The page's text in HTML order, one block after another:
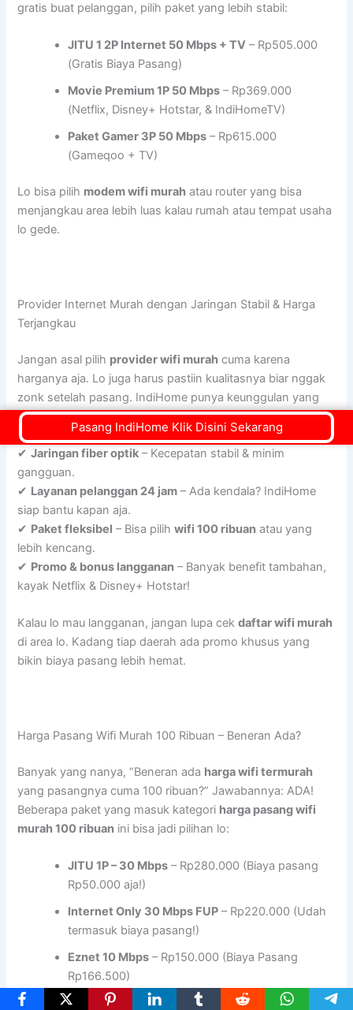
gratis buat pelanggan, pilih paket yang lebih stabil:
JITU 1 2P Internet 50 Mbps + TV – Rp505.000
(Gratis Biaya Pasang)
Movie Premium 1P 50 Mbps – Rp369.000
(Netflix, Disney+ Hotstar, & IndiHomeTV)
Paket Gamer 3P 50 Mbps – Rp615.000
(Gameqoo + TV)
Lo bisa pilih modem wifi murah atau router yang bisa
menjangkau area lebih luas kalau rumah atau tempat usaha
lo gede.
Provider Internet Murah dengan Jaringan Stabil & Harga
Terjangkau
Jangan asal pilih provider wifi murah cuma karena
harganya aja. Lo juga harus pastiin kualitasnya biar nggak
zonk setelah pasang. IndiHome punya keunggulan yang
bikin lo nggak perlu khawatir:
✔Jaringan fiber optik – Kecepatan stabil & minim
gangguan.
✔ Layanan pelanggan 24 jam – Ada kendala? IndiHome
siap bantu kapan aja.
✔ Paket fleksibel – Bisa pilihwifi 100 ribuan atau yang
lebih kencang.
✔ Promo & bonus langganan – Banyak benefit tambahan,
kayak Netflix & Disney+ Hotstar!
Kalau lo mau langganan, jangan lupa cekdaftar wifi murah
di area lo. Kadang tiap daerah ada promo khusus yang
bikin biaya pasang lebih hemat.
Harga Pasang Wifi Murah 100 Ribuan – Beneran Ada?
Banyak yang nanya, “Beneran ada harga wifi termurah
yang pasangnya cuma 100 ribuan?” Jawabannya: ADA!
Beberapa paket yang masuk kategori harga pasang wifi
murah 100 ribuan ini bisa jadi pilihan lo:
JITU 1P – 30 Mbps – Rp280.000 (Biaya pasang
Rp50.000 aja!)
Internet Only 30 Mbps FUP – Rp220.000 (Udah
termasuk biaya pasang!)
Eznet 10 Mbps – Rp150.000 (Biaya Pasang
Rp166.500)
Pasang IndiHome Klik Disini Sekarang